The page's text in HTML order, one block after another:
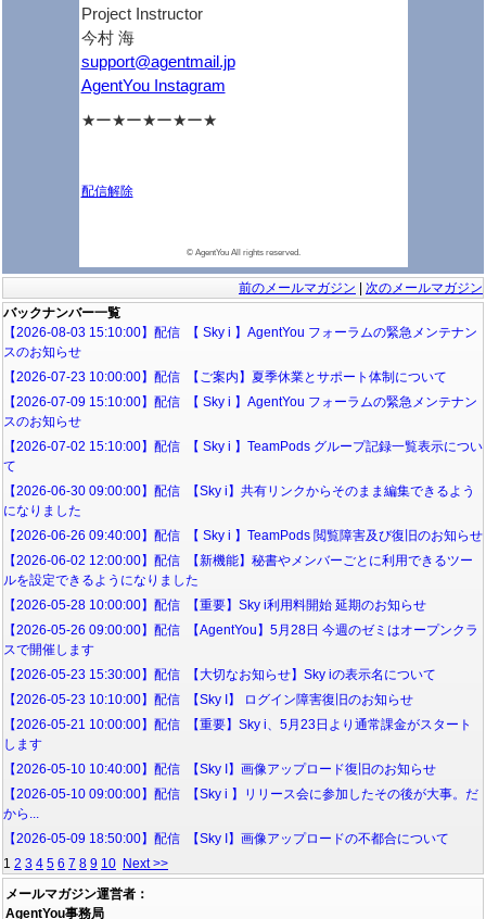
Project Instructor
今村 海
support@agentmail.jp
AgentYou Instagram
★ー★ー★ー★ー★
配信解除
©️ AgentYou All rights reserved.
前のメールマガジン
次のメールマガジン
バックナンバー一覧
【2026-08-03 15:10:00】配信 【 Sky i 】AgentYou フォーラムの緊急メンテナン
スのお知らせ
【2026-07-23 10:00:00】配信 【ご案内】夏季休業とサポート体制について
【2026-07-09 15:10:00】配信 【 Sky i 】AgentYou フォーラムの緊急メンテナン
スのお知らせ
【2026-07-02 15:10:00】配信 【 Sky i 】TeamPods グループ記録一覧表示につい
て
【2026-06-30 09:00:00】配信 【Sky i】共有リンクからそのまま編集できるよう
になりました
【2026-06-26 09:40:00】配信 【 Sky i 】TeamPods 閲覧障害及び復旧のお知らせ
【2026-06-02 12:00:00】配信 【新機能】秘書やメンバーごとに利用できるツー
ルを設定できるようになりました
【2026-05-28 10:00:00】配信 【重要】Sky i利用料開始 延期のお知らせ
【2026-05-26 09:00:00】配信 【AgentYou】5月28日 今週のゼミはオープンクラ
スで開催します
【2026-05-23 15:30:00】配信 【大切なお知らせ】Sky iの表示名について
【2026-05-23 10:10:00】配信 【Sky I】 ログイン障害復旧のお知らせ
【2026-05-21 10:00:00】配信 【重要】Sky i、5月23日より通常課金がスタート
します
【2026-05-10 10:40:00】配信 【Sky I】画像アップロード復旧のお知らせ
【2026-05-10 09:00:00】配信 【Sky i 】リリース会に参加したその後が大事。だ
から...
【2026-05-09 18:50:00】配信 【Sky I】画像アップロードの不都合について
1 2 3 4 5 6 7 8 9 10 Next >>
メールマガジン運営者：
AgentYou事務局